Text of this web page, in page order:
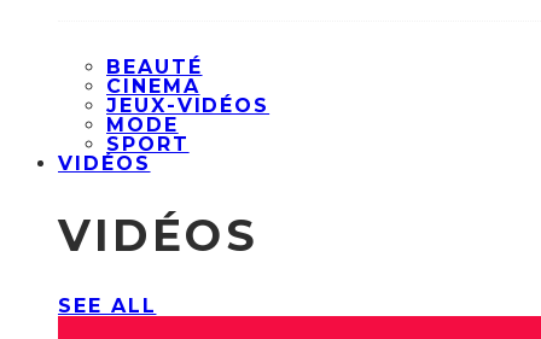
BEAUTÉ
CINEMA
JEUX-VIDÉOS
MODE
SPORT
VIDÉOS
VIDÉOS
SEE ALL